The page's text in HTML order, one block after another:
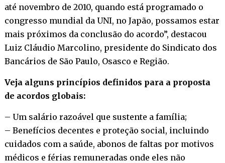
até novembro de 2010, quando está programado o
congresso mundial da UNI, no Japão, possamos estar
mais próximos da conclusão do acordo”, destacou
Luiz Cláudio Marcolino, presidente do Sindicato dos
Bancários de São Paulo, Osasco e Região.
Veja alguns princípios definidos para a proposta
de acordos globais:
– Um salário razoável que sustente a família;
– Benefícios decentes e proteção social, incluindo
cuidados com a saúde, abonos de faltas por motivos
médicos e férias remuneradas onde eles não